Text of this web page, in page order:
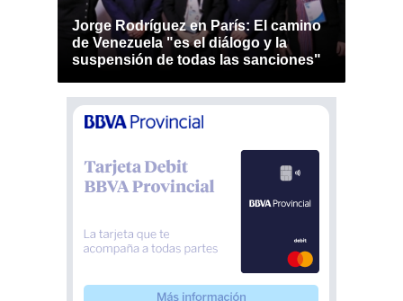
Jorge Rodríguez en París: El camino
de Venezuela "es el diálogo y la
suspensión de todas las sanciones"